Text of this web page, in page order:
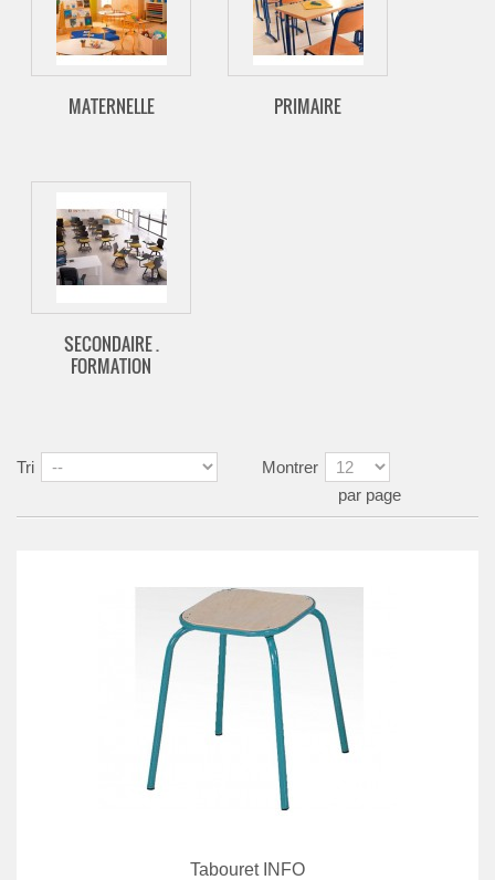
MATERNELLE PRIMAIRE
SECONDAIRE .
FORMATION
Tri
Montrer
par page
Tabouret INFO